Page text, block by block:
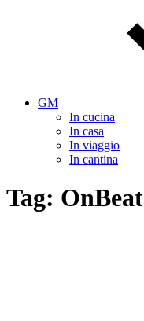
GM
In cucina
In casa
In viaggio
In cantina
Tag: OnBeat